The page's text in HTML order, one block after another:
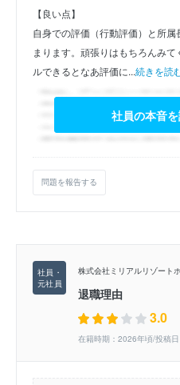
【良い点】
自身での評価（行動評価）と所
まります。頑張りはもちろんみ
ルできるとなあ評価に...続きを読
社員の本音を
問題を報告する
株式会社ミリアルリゾート
退職理由
3.0
在籍時期：2026年頃/投稿